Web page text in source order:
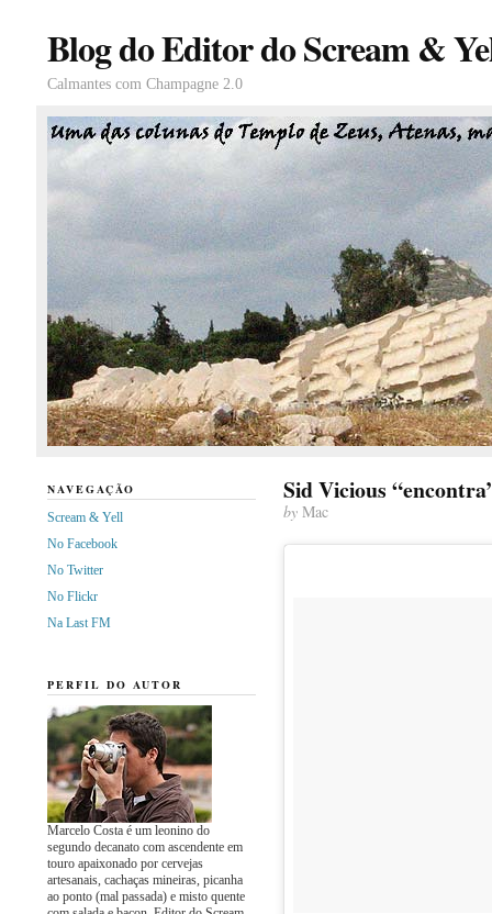
Blog do Editor do Scream &
Calmantes com Champagne 2.0
Sid Vicious
byMac
NAVEGAÇÃO
Scream & Yell
No Facebook
No Twitter
No Flickr
Na Last FM
PERFIL DO AUTOR
Marcelo Costa é um leonino do
segundo decanato com ascendente em
touro apaixonado por cervejas
artesanais, cachaças mineiras, picanha
ao ponto (mal passada) e misto quente